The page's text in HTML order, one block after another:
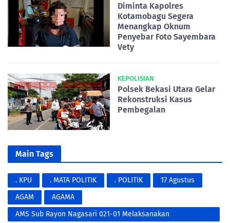
Diminta Kapolres
Kotamobagu Segera
Menangkap Oknum
Penyebar Foto Sayembara
Vety
KEPOLISIAN
Polsek Bekasi Utara Gelar
Rekonstruksi Kasus
Pembegalan
Main Tags
. KPU . MATA POLITIK . POLITIK
17 Agustus
AGAM
AGAMA
AMS Sub Rayon Nagasari 021-01 Melaksanakan